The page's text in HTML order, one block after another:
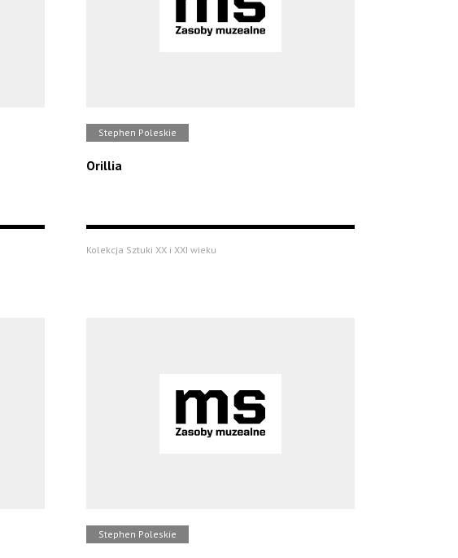
Stephen Poleskie
Orillia
Kolekcja Sztuki XX i XXI wieku
Stephen Poleskie